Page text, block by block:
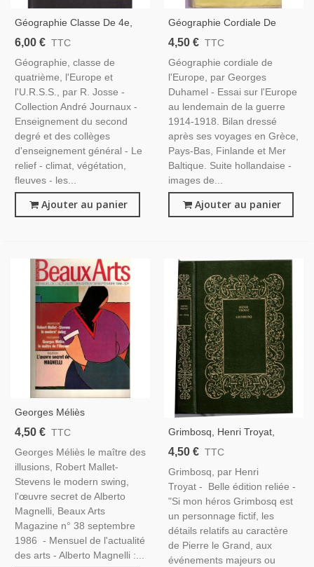
Géographie Classe De 4e,
L'Europe Et L'U.R.S.S.,
Josse, 1961 - Manuels
Géographie
6,00 € TTC
Géographie, classe de
quatrième, l'Europe et
l'U.R.S.S., par R. Josse -
Collection André Journaux -
Enseignement du second
degré et des collèges
d'enseignement général - Le
relief - climat, végétation,
fleuves - les...
Ajouter au panier
Géographie Cordiale De
L'Europe, Georges Duhamel
1930
4,50 € TTC
Géographie cordiale de
l'Europe, par Georges
Duhamel - Essai sur l'Europe
au lendemain de la guerre
1914-1918. Bilan dressé
après ses voyages en Grèce,
Pays-Bas, Finlande et Mer
Baltique. Suite hollandaise -
images de...
Ajouter au panier
Georges Méliès
Photographie Cinéma,
Stevens, Yougoslave
Velickovic - Beaux Arts N° 38
1986
4,50 € TTC
Georges Méliès le maître des
illusions, Robert Mallet-
Stevens le modern swing,
l'œuvre secret de Alberto
Magnelli, Beaux Arts
Magazine n° 38 septembre
1986 - Mensuel de l'actualité
des arts - Alberto Magnelli :...
Grimbosq, Henri Troyat,
1977 -, Russie, Pierre Le
4,50 € TTC
Grimbosq, par Henri
Troyat - Belle édition reliée -
"Si mon héros Grimbosq est
un personnage fictif, les
détails relatifs au caractère
de Pierre le Grand, aux
événements majeurs ou